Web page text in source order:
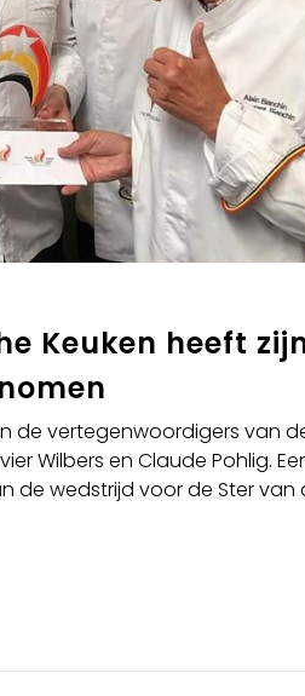
Keuken heeft
de vertegenwoordigers van
Wilbers en Claude Pohlig.
de wedstrijd voor de Ster van